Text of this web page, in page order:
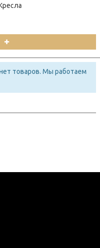
товаров. Мы работаем